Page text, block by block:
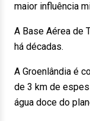
maior influência
A Base Aérea de
há décadas.
A Groenlândia é
de 3 km de
água doce do